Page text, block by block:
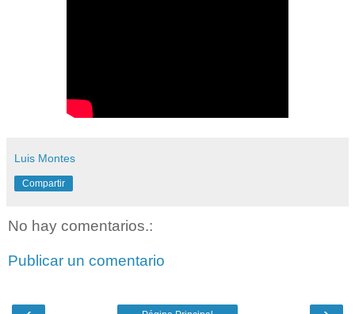
Luis Montes
Compartir
No hay comentarios.:
Publicar un comentario